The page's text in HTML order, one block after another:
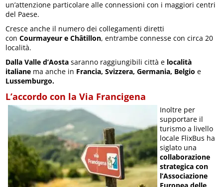
un’attenzione particolare alle connessioni con i maggiori centri
del Paese.
Cresce anche il numero dei collegamenti diretti
conCourmayeur e Châtillon, entrambe connesse con circa 20
località.
Dalla Valle d’Aosta saranno raggiungibili città e località
italiane ma anche in Francia, Svizzera, Germania, Belgio e
Lussemburgo.
L’accordo con la Via Francigena
Inoltre per
supportare il
turismo a livello
locale FlixBus ha
siglato una
collaborazione
strategica con
l’Associazione